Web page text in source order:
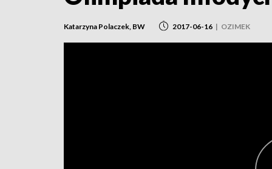
Katarzyna Polaczek, BW 2017-06-16 | OZIMEK